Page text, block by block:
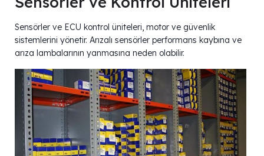
Sensörler ve ECU kontrol üniteleri, motor ve güvenlik
sistemlerini yönetir. Arızalı sensörler performans kaybına ve
arıza lambalarının yanmasına neden olabilir.